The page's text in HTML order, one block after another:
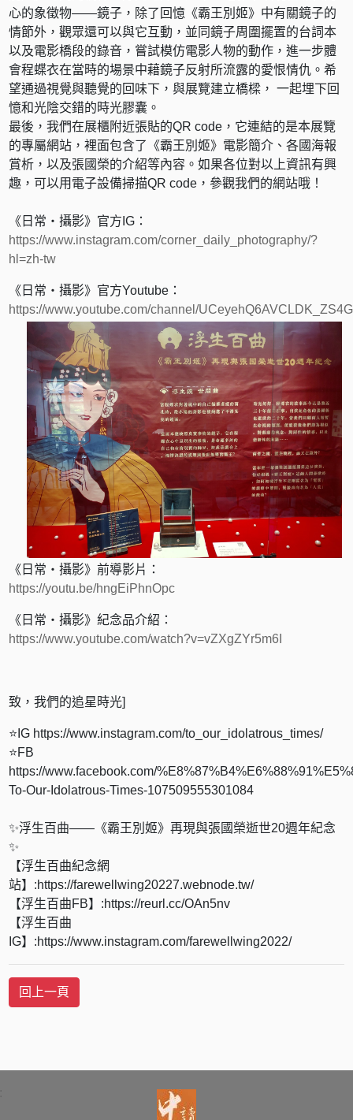
心的象徵物——鏡子，除了回憶《霸王別姬》中有關鏡子的
情節外，觀眾還可以與它互動，並同鏡子周圍擺置的台詞本
以及電影橋段的錄音，嘗試模仿電影人物的動作，進一步體
會程蝶衣在當時的場景中藉鏡子反射所流露的愛恨情仇。希
望通過視覺與聽覺的回味下，與展覽建立橋樑， 一起埋下回
憶和光陰交錯的時光膠囊。
最後，我們在展櫃附近張貼的QR code，它連結的是本展覽
的專屬網站，裡面包含了《霸王別姬》電影簡介、各國海報
賞析，以及張國榮的介紹等內容。如果各位對以上資訊有興
趣，可以用電子設備掃描QR code，參觀我們的網站哦！
《日常・攝影》官方IG：
https://www.instagram.com/corner_daily_photography/?
hl=zh-tw
《日常・攝影》官方Youtube：
https://www.youtube.com/channel/
《日常・攝影》前導影片：
https://youtu.be/hngEiPhnOpc
《日常・攝影》紀念品介紹：
https://www.youtube.com/watch?v=vZXgZYr5m6I
致，我們的追星時光]
⭐IG https://www.instagram.com/to_our_idolatrous_times/
⭐FB
https://www.facebook.com/
To-Our-Idolatrous-Times-107509555301084
✨浮生百曲——《霸王別姬》再現與張國榮逝世20週年紀念
✨
【浮生百曲紀念網
站】:https://farewellwing20227.webnode.tw/
【浮生百曲FB】:https://reurl.cc/OAn5nv
【浮生百曲
IG】:https://www.instagram.com/farewellwing2022/